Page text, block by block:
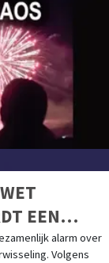
EEN
alarm over
Volgens